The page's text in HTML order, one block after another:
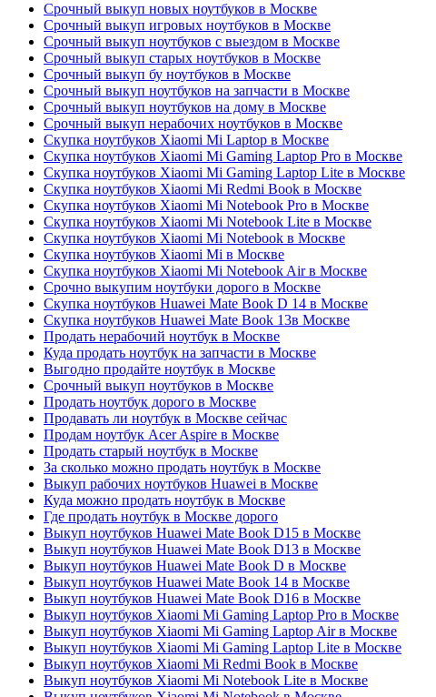
Срочный выкуп новых ноутбуков в Москве
Срочный выкуп игровых ноутбуков в Москве
Срочный выкуп ноутбуков с выездом в Москве
Срочный выкуп старых ноутбуков в Москве
Срочный выкуп бу ноутбуков в Москве
Срочный выкуп ноутбуков на запчасти в Москве
Срочный выкуп ноутбуков на дому в Москве
Срочный выкуп нерабочих ноутбуков в Москве
Скупка ноутбуков Xiaomi Mi Laptop в Москве
Скупка ноутбуков Xiaomi Mi Gaming Laptop Pro в Москве
Скупка ноутбуков Xiaomi Mi Gaming Laptop Lite в Москве
Скупка ноутбуков Xiaomi Mi Redmi Book в Москве
Скупка ноутбуков Xiaomi Mi Notebook Pro в Москве
Скупка ноутбуков Xiaomi Mi Notebook Lite в Москве
Скупка ноутбуков Xiaomi Mi Notebook в Москве
Скупка ноутбуков Xiaomi Mi в Москве
Скупка ноутбуков Xiaomi Mi Notebook Air в Москве
Срочно выкупим ноутбуки дорого в Москве
Скупка ноутбуков Huawei Mate Book D 14 в Москве
Скупка ноутбуков Huawei Mate Book 13в Москве
Продать нерабочий ноутбук в Москве
Куда продать ноутбук на запчасти в Москве
Выгодно продайте ноутбук в Москве
Срочный выкуп ноутбуков в Москве
Продать ноутбук дорого в Москве
Продавать ли ноутбук в Москве сейчас
Продам ноутбук Acer Aspire в Москве
Продать старый ноутбук в Москве
За сколько можно продать ноутбук в Москве
Выкуп рабочих ноутбуков Huawei в Москве
Куда можно продать ноутбук в Москве
Где продать ноутбук в Москве дорого
Выкуп ноутбуков Huawei Mate Book D15 в Москве
Выкуп ноутбуков Huawei Mate Book D13 в Москве
Выкуп ноутбуков Huawei Mate Book D в Москве
Выкуп ноутбуков Huawei Mate Book 14 в Москве
Выкуп ноутбуков Huawei Mate Book D16 в Москве
Выкуп ноутбуков Xiaomi Mi Gaming Laptop Pro в Москве
Выкуп ноутбуков Xiaomi Mi Gaming Laptop Air в Москве
Выкуп ноутбуков Xiaomi Mi Gaming Laptop Lite в Москве
Выкуп ноутбуков Xiaomi Mi Redmi Book в Москве
Выкуп ноутбуков Xiaomi Mi Notebook Lite в Москве